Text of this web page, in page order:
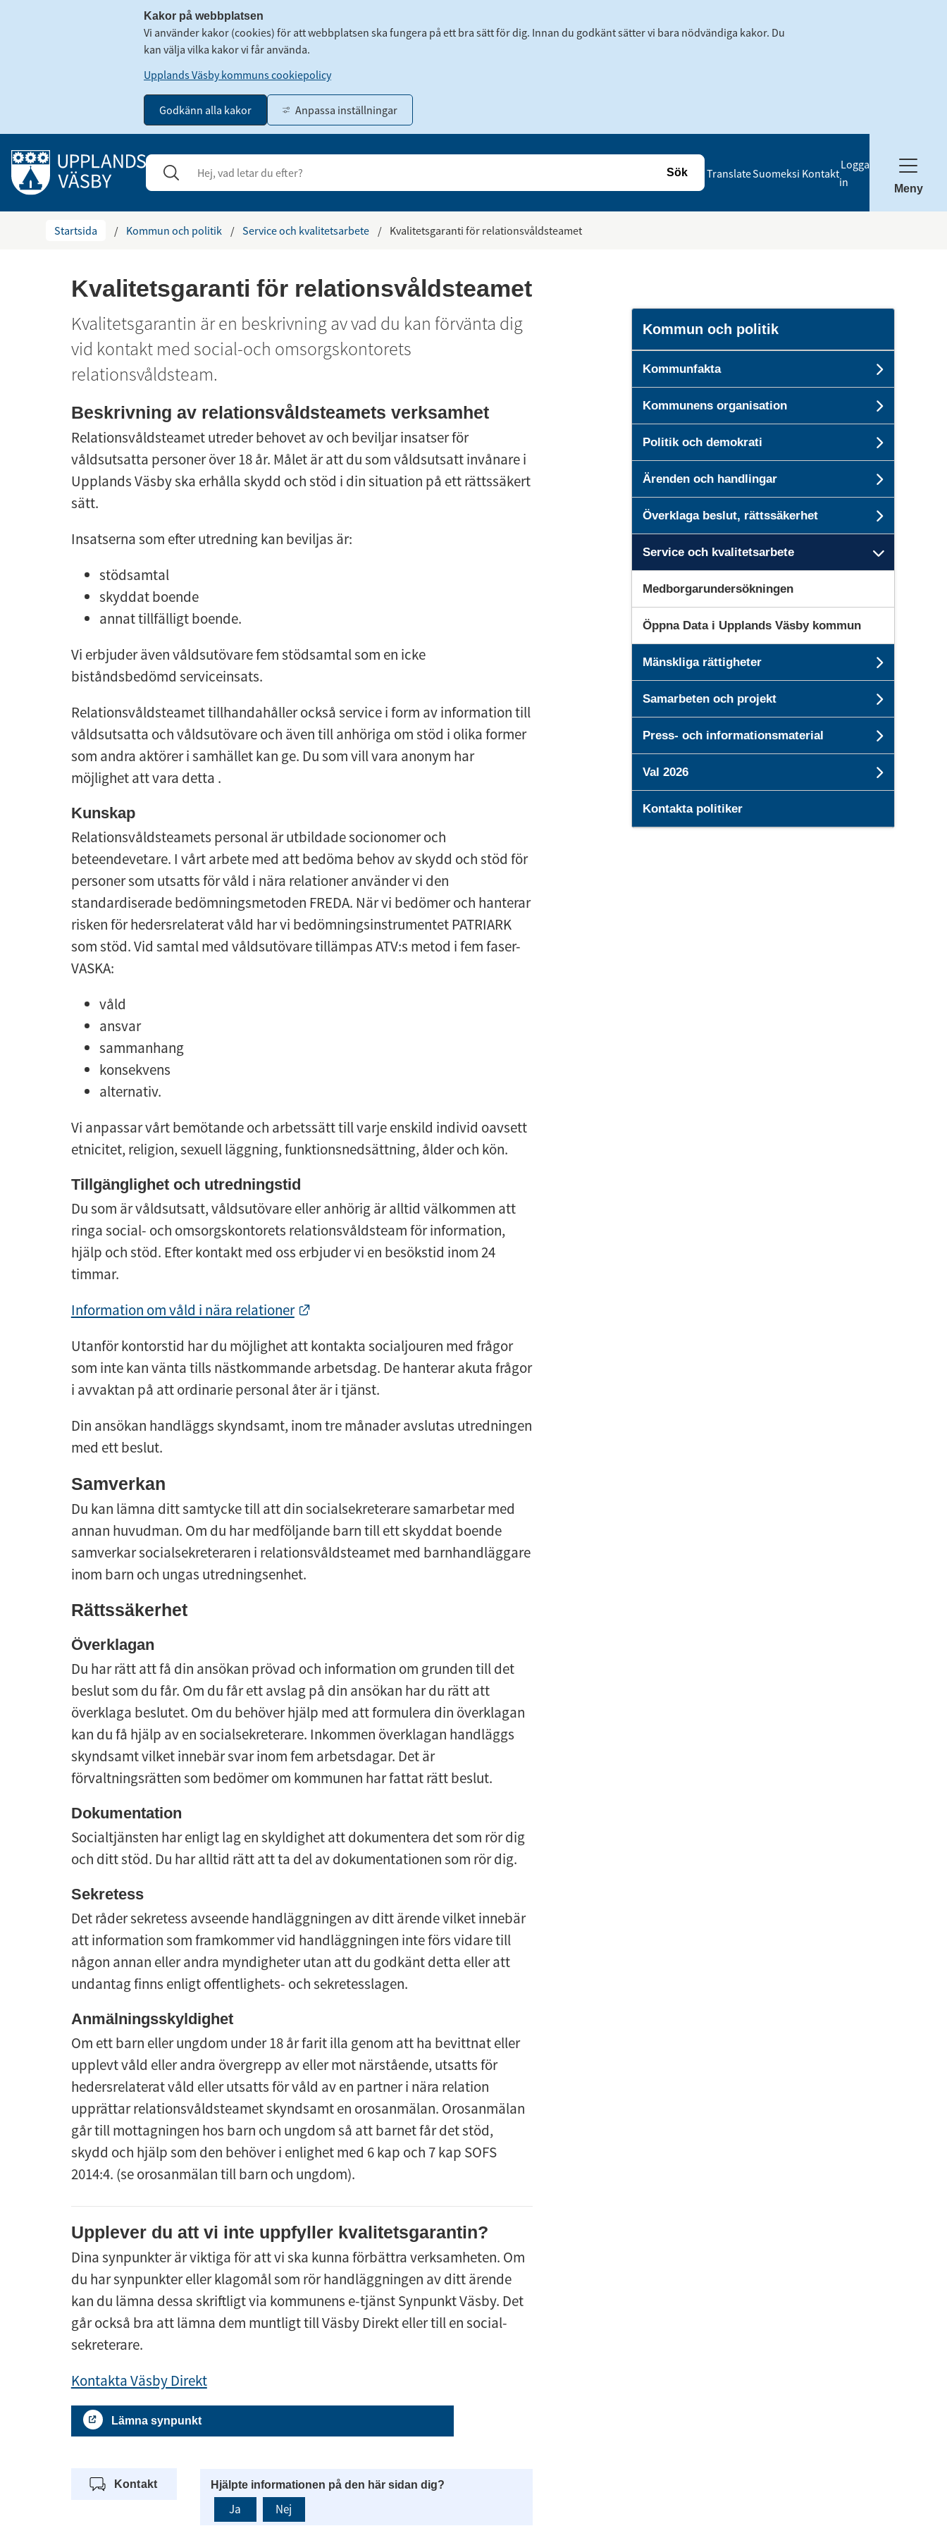
Kakor på webbplatsen
Vi använder kakor (cookies) för att webbplatsen ska fungera på ett bra sätt för dig. Innan du godkänt sätter vi bara nödvändiga kakor. Du
kan välja vilka kakor vi får använda.
Upplands Väsby kommuns cookiepolicy
Godkänn alla kakor Anpassa inställningar
Gå till innehåll
Sök
TranslateSuomeksi Kontakt
Logga
in
Meny
Startsida / Kommun och politik / Service och kvalitetsarbete / Kvalitetsgaranti för relationsvåldsteamet
Kvalitetsgaranti för relationsvåldsteamet
Kvalitetsgarantin är en beskrivning av vad du kan förvänta dig
vid kontakt med social-och omsorgskontorets
relationsvåldsteam.
Beskrivning av relationsvåldsteamets verksamhet
Relationsvåldsteamet utreder behovet av och beviljar insatser för
våldsutsatta personer över 18 år. Målet är att du som våldsutsatt invånare i
Upplands Väsby ska erhålla skydd och stöd i din situation på ett rättssäkert
sätt.
Insatserna som efter utredning kan beviljas är:
stödsamtal
skyddat boende
annat tillfälligt boende.
Vi erbjuder även våldsutövare fem stödsamtal som en icke
biståndsbedömd serviceinsats.
Relationsvåldsteamet tillhandahåller också service i form av information till
våldsutsatta och våldsutövare och även till anhöriga om stöd i olika former
som andra aktörer i samhället kan ge. Du som vill vara anonym har
möjlighet att vara detta .
Kunskap
Relationsvåldsteamets personal är utbildade socionomer och
beteendevetare. I vårt arbete med att bedöma behov av skydd och stöd för
personer som utsatts för våld i nära relationer använder vi den
standardiserade bedömningsmetoden FREDA. När vi bedömer och hanterar
risken för hedersrelaterat våld har vi bedömningsinstrumentet PATRIARK
som stöd. Vid samtal med våldsutövare tillämpas ATV:s metod i fem faser-
VASKA:
våld
ansvar
sammanhang
konsekvens
alternativ.
Vi anpassar vårt bemötande och arbetssätt till varje enskild individ oavsett
etnicitet, religion, sexuell läggning, funktionsnedsättning, ålder och kön.
Tillgänglighet och utredningstid
Du som är våldsutsatt, våldsutövare eller anhörig är alltid välkommen att
ringa social- och omsorgskontorets relationsvåldsteam för information,
hjälp och stöd. Efter kontakt med oss erbjuder vi en besökstid inom 24
timmar.
Information om våld i nära relationer
Utanför kontorstid har du möjlighet att kontakta socialjouren med frå­gor
som inte kan vänta tills nästkommande arbetsdag. De hanterar akuta frågor
i avvaktan på att ordinarie personal åter är i tjänst.
Din ansökan handläggs skyndsamt, inom tre månader avslutas utredningen
med ett beslut.
Samverkan
Du kan lämna ditt samtycke till att din socialsekreterare samarbetar med
annan huvudman. Om du har medföljande barn till ett skyddat boende
samverkar socialsekreteraren i relationsvåldsteamet med barnhandläggare
inom barn och ungas utredningsenhet.
Rättssäkerhet
Överklagan
Du har rätt att få din ansökan prövad och informa­tion om grunden till det
beslut som du får. Om du får ett avslag på din ansökan har du rätt att
överklaga beslutet. Om du behöver hjälp med att formulera din överklagan
kan du få hjälp av en socialsekreterare. Inkommen överklagan handläggs
skyndsamt vilket innebär svar inom fem arbetsdagar. Det är
förvaltningsrätten som bedömer om kommunen har fattat rätt beslut.
Dokumentation
Socialtjänsten har enligt lag en skyl­dighet att dokumentera det som rör dig
och ditt stöd. Du har alltid rätt att ta del av dokumentationen som rör dig.
Sekretess
Det råder sekretess avseende handläggningen av ditt ärende vilket innebär
att information som framkommer vid handläggningen inte förs vidare till
någon annan eller andra myndigheter utan att du godkänt detta eller att
undantag finns enligt offentlighets- och sekretesslagen.
Anmälningsskyldighet
Om ett barn eller ungdom under 18 år farit illa genom att ha bevittnat eller
upplevt våld eller andra övergrepp av eller mot närstående, utsatts för
hedersrelaterat våld eller utsatts för våld av en partner i nära relation
upprättar relationsvåldsteamet skyndsamt en orosanmälan. Orosanmälan
går till mottagningen hos barn och ungdom så att barnet får det stöd,
skydd och hjälp som den behöver i enlighet med 6 kap och 7 kap SOFS
2014:4. (se orosanmälan till barn och ungdom).
Upplever du att vi inte uppfyller kvalitetsgarantin?
Dina synpunkter är viktiga för att vi ska kunna förbättra verksamheten. Om
du har synpunkter eller klagomål som rör handläggningen av ditt ärende
kan du lämna dessa skriftligt via kommunens e-tjänst Synpunkt Väsby. Det
går också bra att lämna dem muntligt till Väsby Direkt eller till en social­
sekreterare.
Kontakta Väsby Direkt
Lämna synpunkt
Kontakt Hjälpte informationen på den här sidan dig?
Ja Nej
Kommun och politik
Kommunfakta
Kommunens organisation
Politik och demokrati
Ärenden och handlingar
Överklaga beslut, rättssäkerhet
Service och kvalitetsarbete
Medborgarundersökningen
Öppna Data i Upplands Väsby kommun
Mänskliga rättigheter
Samarbeten och projekt
Press- och informationsmaterial
Val 2026
Kontakta politiker